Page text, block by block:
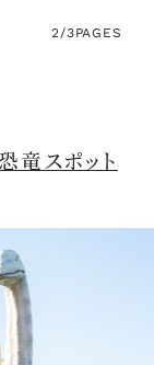
2/3PAGES
竜スポット